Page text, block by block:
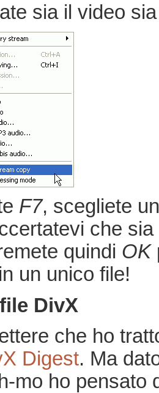
sia il video
F7, scegliete
che
quindi OK
un unico file!
DivX
che ho
Digest. Ma
mo ho pensato